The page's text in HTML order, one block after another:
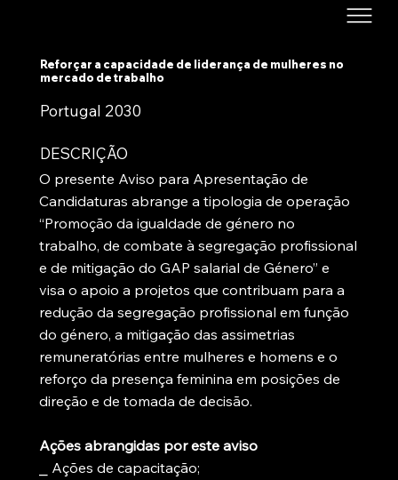
Reforçar a capacidade de liderança de mulheres no
mercado de trabalho
Portugal 2030
DESCRIÇÃO
O presente Aviso para Apresentação de
Candidaturas abrange a tipologia de operação
“Promoção da igualdade de género no
trabalho, de combate à segregação profissional
e de mitigação do GAP salarial de Género” e
visa o apoio a projetos que contribuam para a
redução da segregação profissional em função
do género, a mitigação das assimetrias
remuneratórias entre mulheres e homens e o
reforço da presença feminina em posições de
direção e de tomada de decisão.
Ações abrangidas por este aviso
⎯ Ações de capacitação;